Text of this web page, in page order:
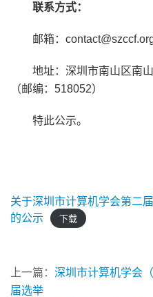
联系方式：
邮箱：
地址：深圳市南山区南
（邮编：518052）
特此公示。
关于深圳市计算机学会第二
的公示
下载
上一篇： 深圳市计算机学会
届选举